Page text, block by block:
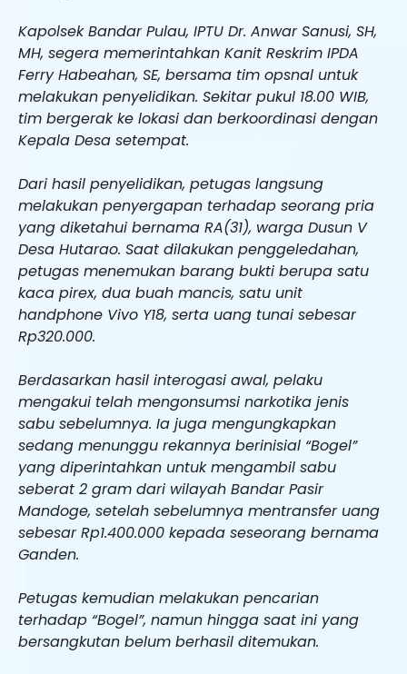
Kapolsek Bandar Pulau, IPTU Dr. Anwar Sanusi, SH,
MH, segera memerintahkan Kanit Reskrim IPDA
Ferry Habeahan, SE, bersama tim opsnal untuk
melakukan penyelidikan. Sekitar pukul 18.00 WIB,
tim bergerak ke lokasi dan berkoordinasi dengan
Kepala Desa setempat.
Dari hasil penyelidikan, petugas langsung
melakukan penyergapan terhadap seorang pria
yang diketahui bernama RA(31), warga Dusun V
Desa Hutarao. Saat dilakukan penggeledahan,
petugas menemukan barang bukti berupa satu
kaca pirex, dua buah mancis, satu unit
handphone Vivo Y18, serta uang tunai sebesar
Rp320.000.
Berdasarkan hasil interogasi awal, pelaku
mengakui telah mengonsumsi narkotika jenis
sabu sebelumnya. Ia juga mengungkapkan
sedang menunggu rekannya berinisial “Bogel”
yang diperintahkan untuk mengambil sabu
seberat 2 gram dari wilayah Bandar Pasir
Mandoge, setelah sebelumnya mentransfer uang
sebesar Rp1.400.000 kepada seseorang bernama
Ganden.
Petugas kemudian melakukan pencarian
terhadap “Bogel”, namun hingga saat ini yang
bersangkutan belum berhasil ditemukan.